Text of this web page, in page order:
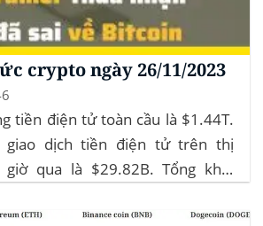
crypto ngày 26/11/2023
tiền điện tử toàn cầu là $1.44T.
giao dịch tiền điện tử trên thị
qua là $29.82B. Tổng khối
khối lượng giao dịch tiền điện tử